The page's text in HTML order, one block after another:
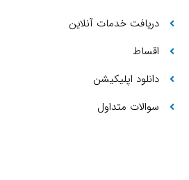
دریافت خدمات آنلاین
اقساط
دانلود اپلیکیشن
سوالات متداول